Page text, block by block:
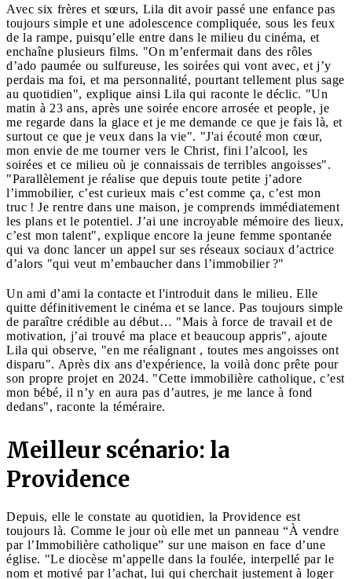
Avec six frères et sœurs, Lila dit avoir passé une enfance pas
toujours simple et une adolescence compliquée, sous les feux
de la rampe, puisqu’elle entre dans le milieu du cinéma, et
enchaîne plusieurs films. "On m’enfermait dans des rôles
d’ado paumée ou sulfureuse, les soirées qui vont avec, et j’y
perdais ma foi, et ma personnalité, pourtant tellement plus sage
au quotidien", explique ainsi Lila qui raconte le déclic. "Un
matin à 23 ans, après une soirée encore arrosée et people, je
me regarde dans la glace et je me demande ce que je fais là, et
surtout ce que je veux dans la vie". "J'ai écouté mon cœur,
mon envie de me tourner vers le Christ, fini l’alcool, les
soirées et ce milieu où je connaissais de terribles angoisses".
"Parallèlement je réalise que depuis toute petite j’adore
l’immobilier, c’est curieux mais c’est comme ça, c’est mon
truc ! Je rentre dans une maison, je comprends immédiatement
les plans et le potentiel. J’ai une incroyable mémoire des lieux,
c’est mon talent", explique encore la jeune femme spontanée
qui va donc lancer un appel sur ses réseaux sociaux d’actrice
d’alors "qui veut m’embaucher dans l’immobilier ?"
Un ami d’ami la contacte et l'introduit dans le milieu. Elle
quitte définitivement le cinéma et se lance. Pas toujours simple
de paraître crédible au début… "Mais à force de travail et de
motivation, j’ai trouvé ma place et beaucoup appris", ajoute
Lila qui observe, "en me réalignant , toutes mes angoisses ont
disparu". Après dix ans d'expérience, la voilà donc prête pour
son propre projet en 2024. "Cette immobilière catholique, c’est
mon bébé, il n’y en aura pas d’autres, je me lance à fond
dedans", raconte la téméraire.
Meilleur scénario: la
Providence
Depuis, elle le constate au quotidien, la Providence est
toujours là. Comme le jour où elle met un panneau “À vendre
par l’Immobilière catholique” sur une maison en face d’une
église. "Le diocèse m’appelle dans la foulée, interpellé par le
nom et motivé par l’achat, lui qui cherchait justement à loger